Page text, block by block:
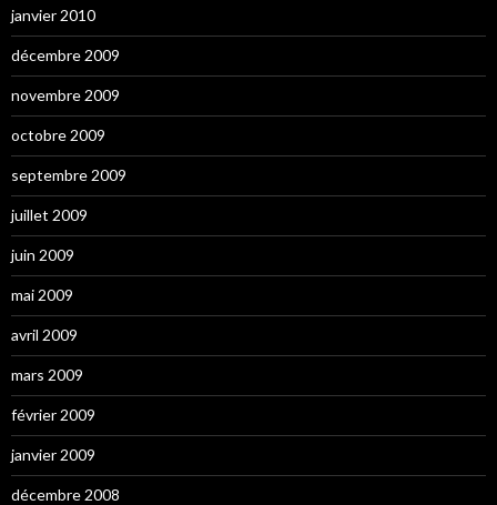
janvier 2010
décembre 2009
novembre 2009
octobre 2009
septembre 2009
juillet 2009
juin 2009
mai 2009
avril 2009
mars 2009
février 2009
janvier 2009
décembre 2008